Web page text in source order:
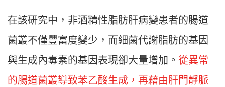
在該研究中，非酒精性脂肪肝病變患者的腸道
菌叢不僅豐富度變少，而細菌代謝脂肪的基因
與生成內毒素的基因表現卻大量增加。 從異常
的腸道菌叢導致苯乙酸生成，再藉由肝門靜脈